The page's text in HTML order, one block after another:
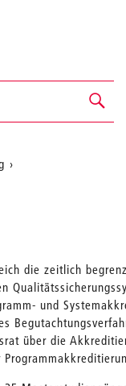
die zeitlich
und
über die